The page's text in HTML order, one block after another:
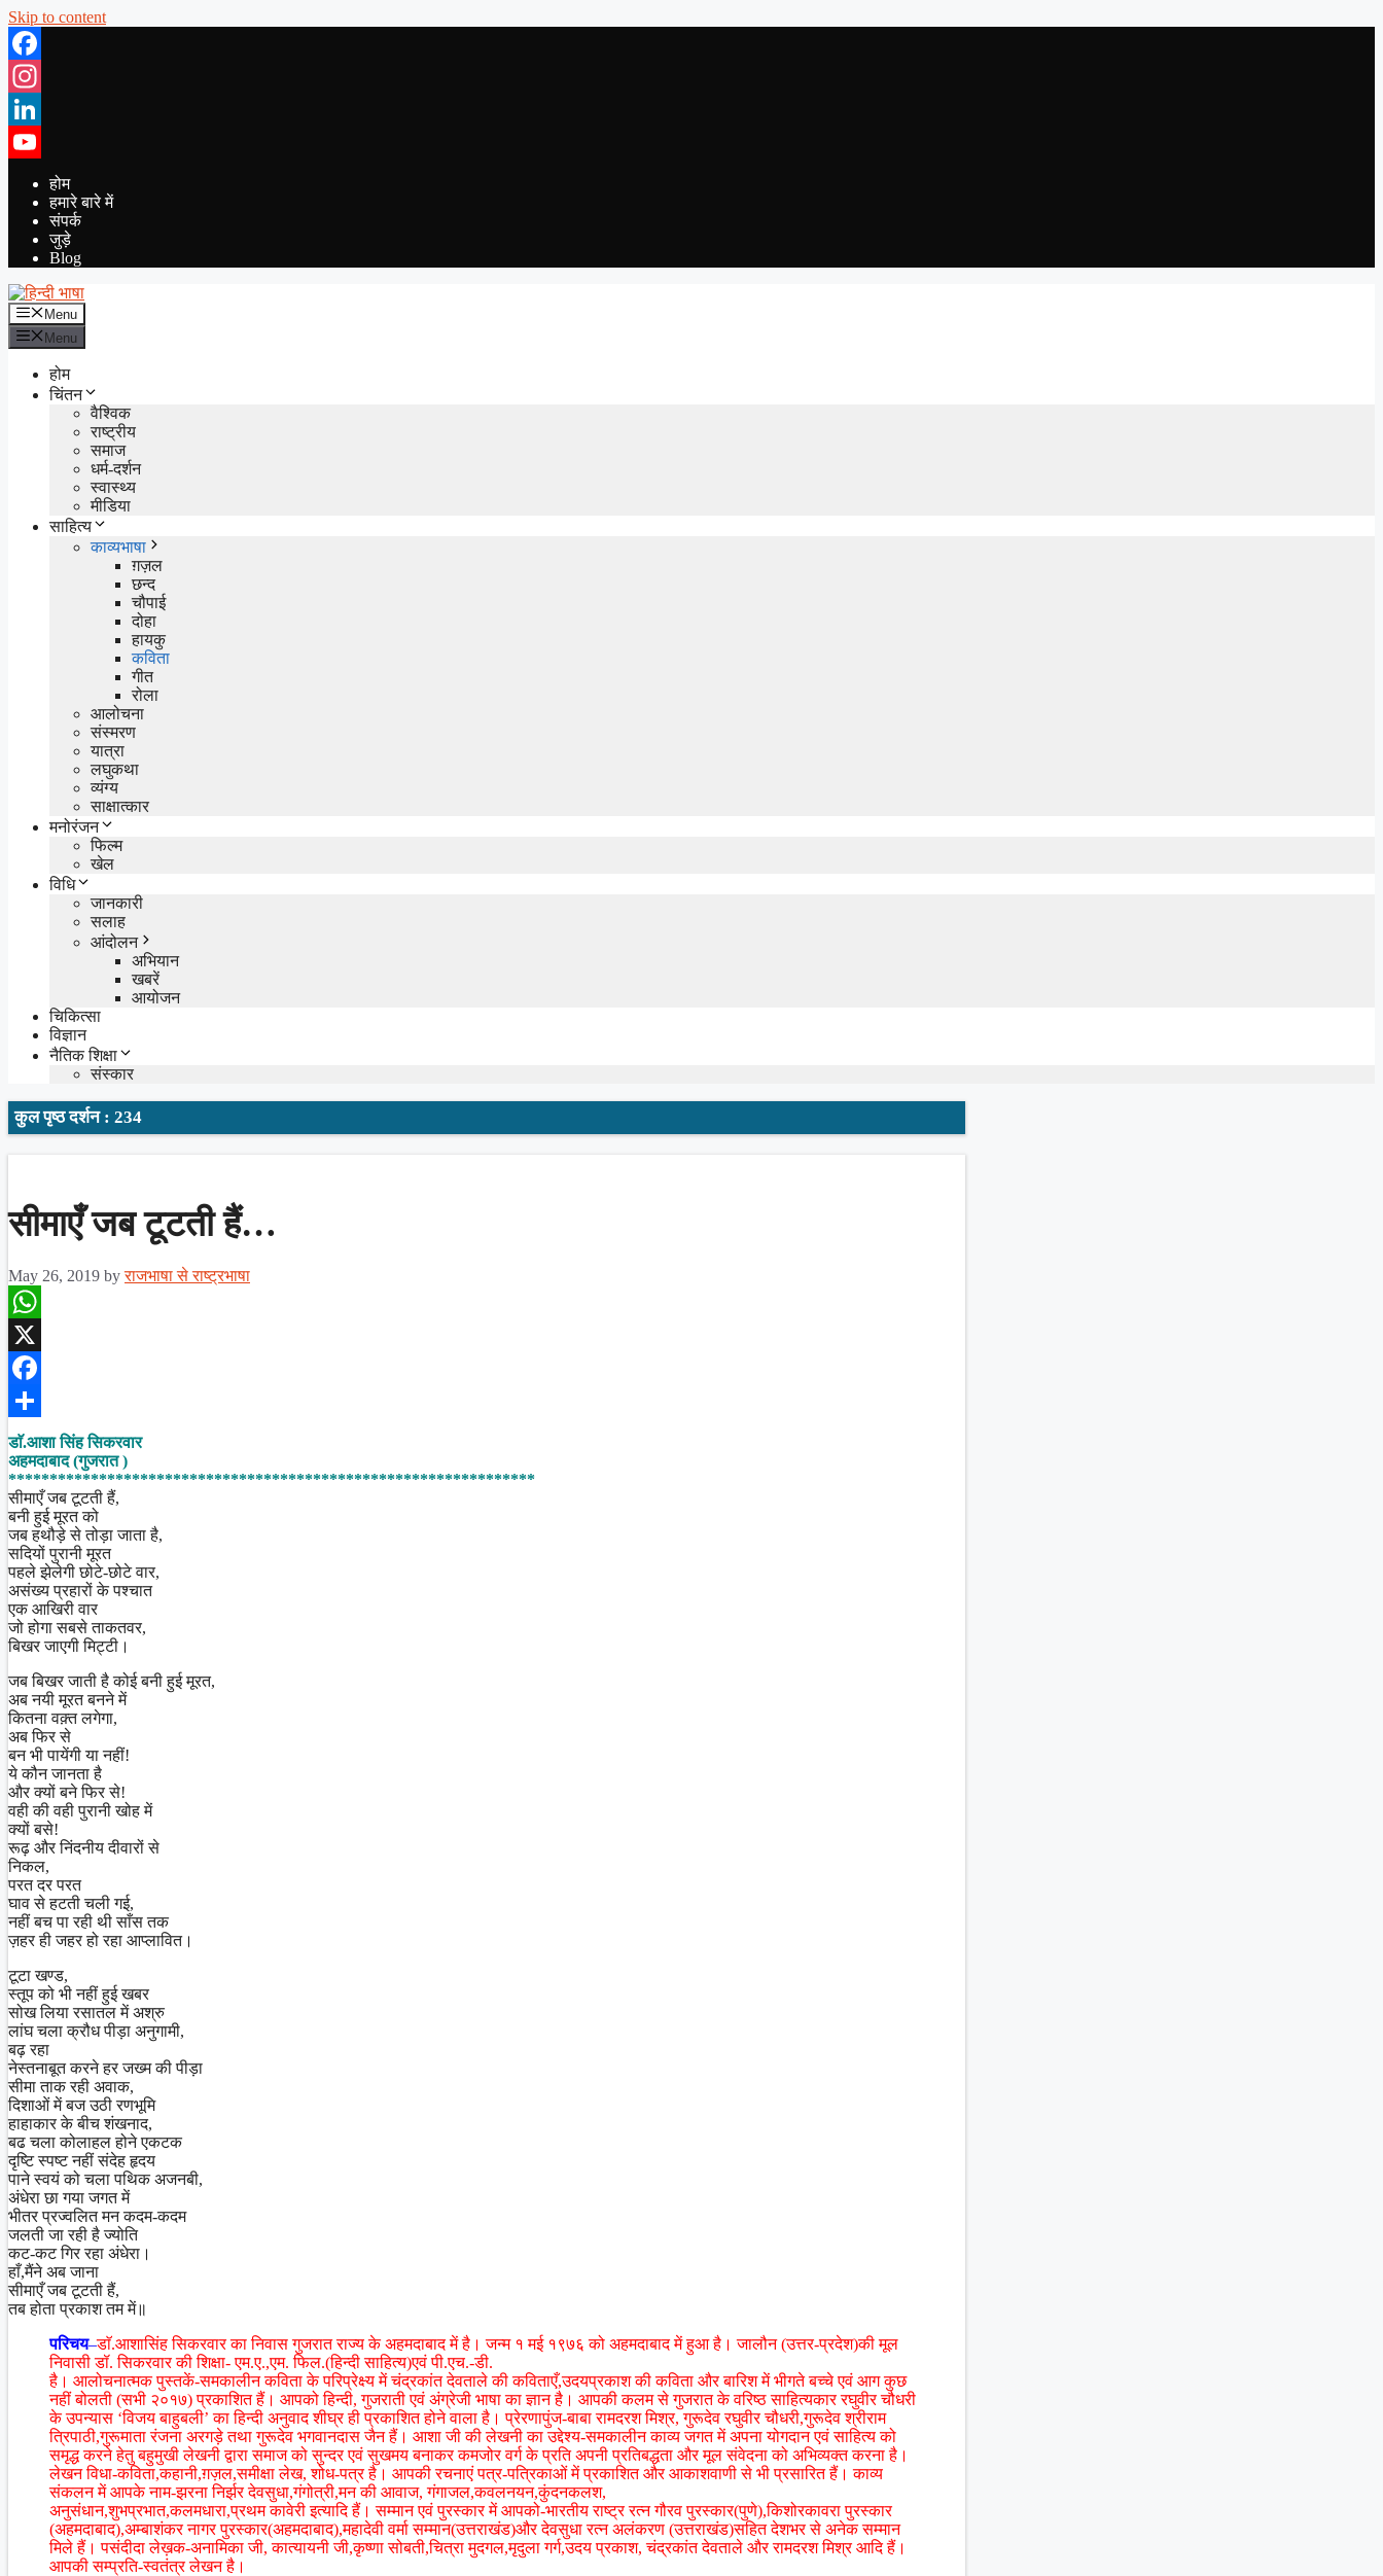
Skip to content
Facebook
Instagram
LinkedIn
YouTube
होम
हमारे बारे में
संपर्क
जुड़े
Blog
Menu
Menu
होम
चिंतन
वैश्विक
राष्ट्रीय
समाज
धर्म-दर्शन
स्वास्थ्य
मीडिया
साहित्य
काव्यभाषा
ग़ज़ल
छन्द
चौपाई
दोहा
हायकु
कविता
गीत
रोला
आलोचना
संस्मरण
यात्रा
लघुकथा
व्यंग्य
साक्षात्कार
मनोरंजन
फिल्म
खेल
विधि
जानकारी
सलाह
आंदोलन
अभियान
खबरें
आयोजन
चिकित्सा
विज्ञान
नैतिक शिक्षा
संस्कार
कुल पृष्ठ दर्शन : 234
सीमाएँ जब टूटती हैं…
May 26, 2019 byराजभाषा से राष्ट्रभाषा
WhatsApp
X
Facebook
Share
डाॅ.आशा सिंह सिकरवार
अहमदाबाद (गुजरात )
****************************************************************
सीमाएँ जब टूटती हैं,
बनी हुई मूरत को
जब हथौड़े से तोड़ा जाता है,
सदियों पुरानी मूरत
पहले झेलेगी छोटे-छोटे वार,
असंख्य प्रहारों के पश्चात
एक आखिरी वार
जो होगा सबसे ताकतवर,
बिखर जाएगी मिट्टी।
जब बिखर जाती है कोई बनी हुई मूरत,
अब नयी मूरत बनने में
कितना वक़्त लगेगा,
अब फिर से
बन भी पायेंगी या नहीं!
ये कौन जानता है
और क्यों बने फिर से!
वही की वही पुरानी खोह में
क्यों बसे!
रूढ़ और निंदनीय दीवारों से
निकल,
परत दर परत
घाव से हटती चली गई,
नहीं बच पा रही थी साँस तक
ज़हर ही जहर हो रहा आप्लावित।
टूटा खण्ड,
स्तूप को भी नहीं हुई खबर
सोख लिया रसातल में अश्रु
लांघ चला क्रौध पीड़ा अनुगामी,
बढ़ रहा
नेस्तनाबूत करने हर जख्म की पीड़ा
सीमा ताक रही अवाक,
दिशाओं में बज उठी रणभूमि
हाहाकार के बीच शंखनाद,
बढ चला कोलाहल होने एकटक
दृष्टि स्पष्ट नहीं संदेह हृदय
पाने स्वयं को चला पथिक अजनबी,
अंधेरा छा गया जगत में
भीतर प्रज्वलित मन कदम-कदम
जलती जा रही है ज्योति
कट-कट गिर रहा अंधेरा।
हाँ,मैंने अब जाना
सीमाएँ जब टूटती हैं,
तब होता प्रकाश तम में॥
परिचय–डाॅ.आशासिंह सिकरवार का निवास गुजरात राज्य के अहमदाबाद में है। जन्म १ मई १९७६ को अहमदाबाद में हुआ है। जालौन (उत्तर-प्रदेश)की मूल
निवासी डॉ. सिकरवार की शिक्षा- एम.ए.,एम. फिल.(हिन्दी साहित्य)एवं पी.एच.-डी.
है। आलोचनात्मक पुस्तकें-समकालीन कविता के परिप्रेक्ष्य में चंद्रकांत देवताले की कविताएँ,उदयप्रकाश की कविता और बारिश में भीगते बच्चे एवं आग कुछ
नहीं बोलती (सभी २०१७) प्रकाशित हैं। आपको हिन्दी, गुजराती एवं अंग्रेजी भाषा का ज्ञान है। आपकी कलम से गुजरात के वरिष्ठ साहित्यकार रघुवीर चौधरी
के उपन्यास ‘विजय बाहुबली’ का हिन्दी अनुवाद शीघ्र ही प्रकाशित होने वाला है। प्रेरणापुंज-बाबा रामदरश मिश्र, गुरूदेव रघुवीर चौधरी,गुरूदेव श्रीराम
त्रिपाठी,गुरूमाता रंजना अरगड़े तथा गुरूदेव भगवानदास जैन हैं। आशा जी की लेखनी का उद्देश्य-समकालीन काव्य जगत में अपना योगदान एवं साहित्य को
समृद्ध करने हेतु बहुमुखी लेखनी द्वारा समाज को सुन्दर एवं सुखमय बनाकर कमजोर वर्ग के प्रति अपनी प्रतिबद्धता और मूल संवेदना को अभिव्यक्त करना है।
लेखन विधा-कविता,कहानी,ग़ज़ल,समीक्षा लेख, शोध-पत्र है। आपकी रचनाएं पत्र-पत्रिकाओं में प्रकाशित और आकाशवाणी से भी प्रसारित हैं। काव्य
संकलन में आपके नाम-झरना निर्झर देवसुधा,गंगोत्री,मन की आवाज, गंगाजल,कवलनयन,कुंदनकलश,
अनुसंधान,शुभप्रभात,कलमधारा,प्रथम कावेरी इत्यादि हैं। सम्मान एवं पुरस्कार में आपको-भारतीय राष्ट्र रत्न गौरव पुरस्कार(पुणे),किशोरकावरा पुरस्कार
(अहमदाबाद),अम्बाशंकर नागर पुरस्कार(अहमदाबाद),महादेवी वर्मा सम्मान(उत्तराखंड)और देवसुधा रत्न अलंकरण (उत्तराखंड)सहित देशभर से अनेक सम्मान
मिले हैं। पसंदीदा लेख़क-अनामिका जी, कात्यायनी जी,कृष्णा सोबती,चित्रा मुदगल,मृदुला गर्ग,उदय प्रकाश, चंद्रकांत देवताले और रामदरश मिश्र आदि हैं।
आपकी सम्प्रति-स्वतंत्र लेखन है।